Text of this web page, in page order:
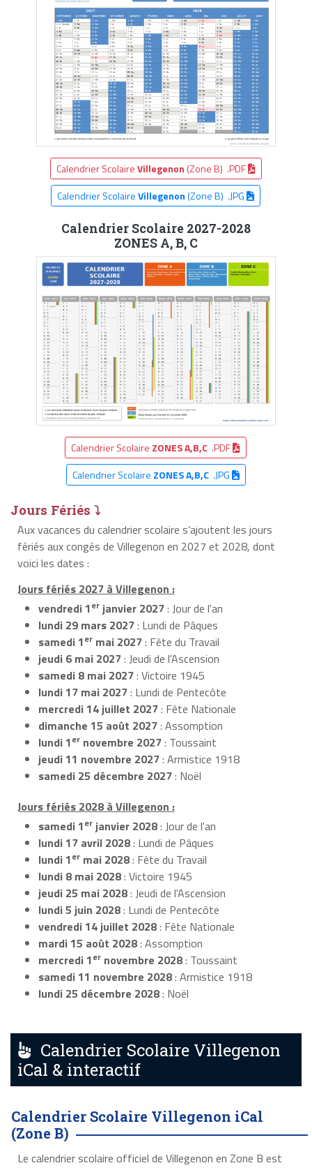
Calendrier ScolaireVillegenon (Zone B) .PDF
Calendrier ScolaireVillegenon(Zone B) .JPG
Calendrier Scolaire 2027-2028
ZONES A, B, C
Calendrier Scolaire ZONES A,B,C .PDF
Calendrier Scolaire ZONES A,B,C.JPG
Jours Fériés ⤵
Aux vacances du calendrier scolaire s’ajoutent les jours
fériés aux congés de Villegenon en 2027 et 2028, dont
voici les dates :
Jours fériés 2027 à Villegenon :
vendredi 1er janvier 2027: Jour de l'an
lundi 29 mars 2027: Lundi de Pâques
samedi 1er mai 2027: Fête du Travail
jeudi 6 mai 2027: Jeudi de l'Ascension
samedi 8 mai 2027: Victoire 1945
lundi 17 mai 2027: Lundi de Pentecôte
mercredi 14 juillet 2027: Fête Nationale
dimanche 15 août 2027: Assomption
lundi 1er novembre 2027: Toussaint
jeudi 11 novembre 2027: Armistice 1918
samedi 25 décembre 2027: Noël
Jours fériés 2028 à Villegenon :
samedi 1er janvier 2028: Jour de l'an
lundi 17 avril 2028: Lundi de Pâques
lundi 1er mai 2028: Fête du Travail
lundi 8 mai 2028: Victoire 1945
jeudi 25 mai 2028: Jeudi de l'Ascension
lundi 5 juin 2028: Lundi de Pentecôte
vendredi 14 juillet 2028: Fête Nationale
mardi 15 août 2028: Assomption
mercredi 1er novembre 2028: Toussaint
samedi 11 novembre 2028: Armistice 1918
lundi 25 décembre 2028: Noël
Calendrier Scolaire Villegenon
iCal & interactif
Calendrier Scolaire Villegenon iCal
(Zone B)
Le calendrier scolaire officiel de Villegenon en Zone B est